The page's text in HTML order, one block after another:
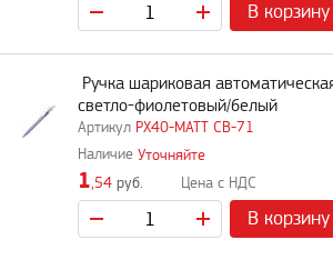
В корзину
PX40-MATT CB-71
Ручка шариковая
светло-фиолетовый/белый
Уточняйте
1,54 руб.
В корзину